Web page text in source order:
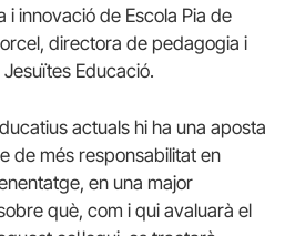
i innovació de Escola Pia de
directora de pedagogia i
Educació.
actuals hi ha una aposta
de més responsabilitat en
en una major
què, com i qui avaluarà el